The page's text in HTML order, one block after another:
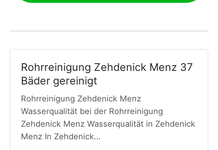
Rohrreinigung Zehdenick Menz 37
Bäder gereinigt
Rohrreinigung Zehdenick Menz
Wasserqualität bei der Rohrreinigung
Zehdenick Menz Wasserqualität in Zehdenick
Menz In Zehdenick…